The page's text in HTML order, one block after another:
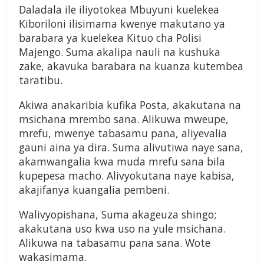
Daladala ile iliyotokea Mbuyuni kuelekea
Kiboriloni ilisimama kwenye makutano ya
barabara ya kuelekea Kituo cha Polisi
Majengo. Suma akalipa nauli na kushuka
zake, akavuka barabara na kuanza kutembea
taratibu.
Akiwa anakaribia kufika Posta, akakutana na
msichana mrembo sana. Alikuwa mweupe,
mrefu, mwenye tabasamu pana, aliyevalia
gauni aina ya dira. Suma alivutiwa naye sana,
akamwangalia kwa muda mrefu sana bila
kupepesa macho. Alivyokutana naye kabisa,
akajifanya kuangalia pembeni.
Walivyopishana, Suma akageuza shingo;
akakutana uso kwa uso na yule msichana.
Alikuwa na tabasamu pana sana. Wote
wakasimama.